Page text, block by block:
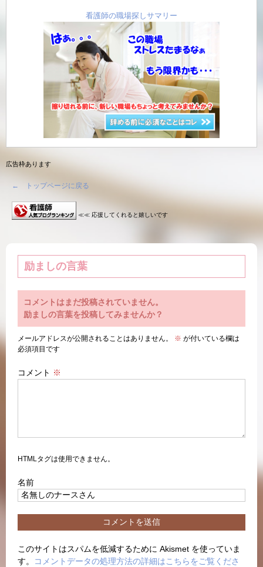
看護師の職場探しサマリー
広告枠あります
← トップページに戻る
≪≪ 応援してくれると嬉しいです
励ましの言葉
コメントはまだ投稿されていません。
励ましの言葉を投稿してみませんか？
メールアドレスが公開されることはありません。 ※ が付いている欄は
必須項目です
コメント ※
HTMLタグは使用できません。
名前
このサイトはスパムを低減するために Akismet を使っていま
す。
コメントデータの処理方法の詳細はこちらをご覧くださ